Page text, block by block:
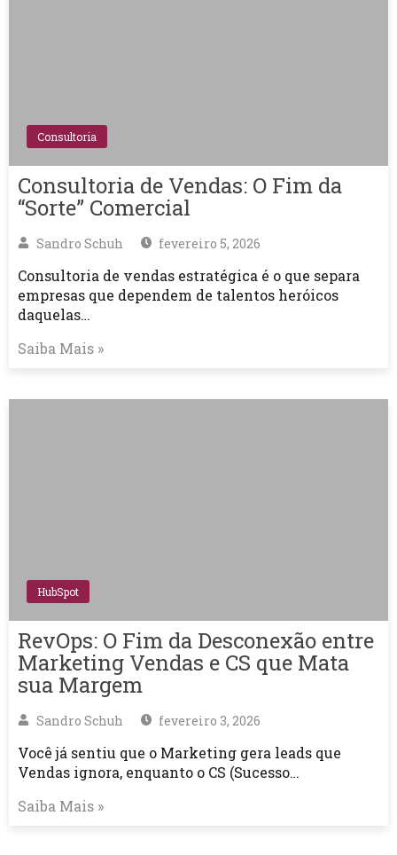
Consultoria
Consultoria de Vendas: O Fim da
“Sorte” Comercial
Sandro Schuh fevereiro 5, 2026
Consultoria de vendas estratégica é o que separa
empresas que dependem de talentos heróicos
daquelas…
Saiba Mais »
HubSpot
RevOps: O Fim da Desconexão entre
Marketing Vendas e CS que Mata
sua Margem
Sandro Schuh fevereiro 3, 2026
Você já sentiu que o Marketing gera leads que
Vendas ignora, enquanto o CS (Sucesso…
Saiba Mais »